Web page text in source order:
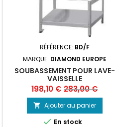
RÉFÉRENCE: BD/F
MARQUE: DIAMOND EUROPE
SOUBASSEMENT POUR LAVE-
VAISSELLE
Prix
198,10 € Prix
de
base
283,00 €
 Ajouter au panier
 En stock